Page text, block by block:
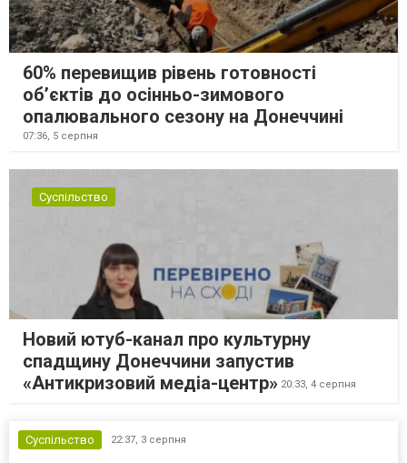
60% перевищив рівень готовності
об’єктів до осінньо-зимового
опалювального сезону на Донеччині
07:36, 5 серпня
Суспільство
Новий ютуб-канал про культурну
спадщину Донеччини запустив
«Антикризовий медіа-центр» 20:33, 4 серпня
Суспільство 22:37, 3 серпня